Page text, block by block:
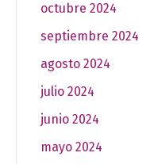
octubre 2024
septiembre 2024
agosto 2024
julio 2024
junio 2024
mayo 2024